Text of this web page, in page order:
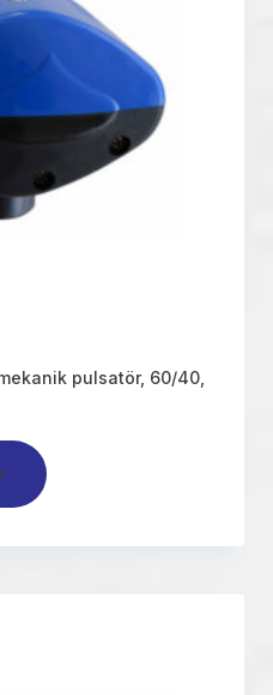
pulsatör, 60/40,